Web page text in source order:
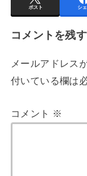
ポスト シ
コメントを残す
メールアドレス
付いている欄は
コメント ※